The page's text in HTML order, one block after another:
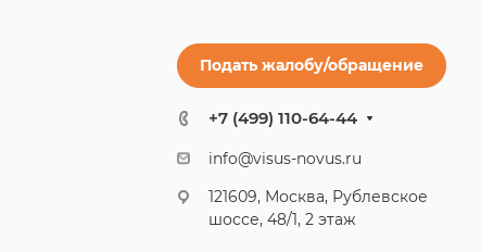
Подать жалобу/обращение
+7 (499) 110-64-44
info@visus-novus.ru
121609, Москва, Рублевское
шоссе, 48/1, 2 этаж